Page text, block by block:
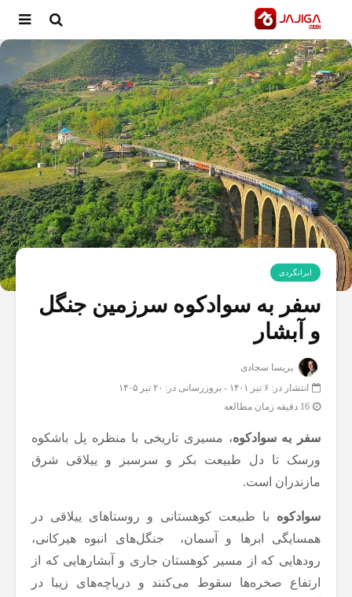
ایرانگردی
سفر به سوادکوه سرزمین جنگل
و آبشار
پریسا سجادی
انتشار در: ۶ تیر ۱۴۰۱
- بروزرسانی در: ۲۰ تیر ۱۴۰۵
16 دقیقه زمان مطالعه
سفر به سوادکوه، مسیری تاریخی با منظره پل باشکوه
ورسک تا دل طبیعت بکر و سرسبز و ییلاقی شرق
مازندران است.
سوادکوه با طبیعت کوهستانی و روستاهای ییلاقی در
همسایگی ابرها و آسمان، جنگل‌های انبوه هیرکانی،
رودهایی که از مسیر کوهستان جاری و آبشارهایی که از
ارتفاع صخره‌ها سقوط می‌کنند و دریاچه‌های زیبا در